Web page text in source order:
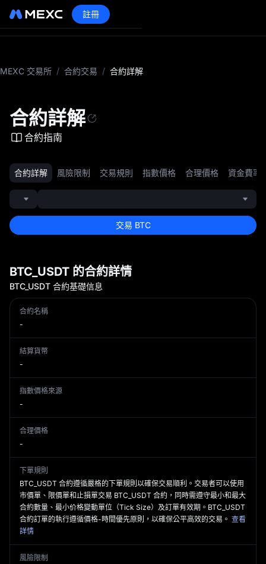
註冊
MEXC 交易所 / 合約交易 / 合約詳解
合約詳解
合約指南
合約詳解 風險限制 交易規則 指數價格 合理價格 資金費率
交易 BTC
BTC_USDT 的合約詳情
BTC_USDT 合約基礎信息
合約名稱
-
結算貨幣
-
指數價格來源
-
合理價格
-
下單規則
BTC_USDT 合約遵循嚴格的下單規則以確保交易順利。交易者可以使用
市價單、限價單和止損單交易 BTC_USDT 合約，同時需遵守最小和最大
合約數量、最小价格變動單位（Tick Size）及訂單有效期。BTC_USDT
合約訂單的執行遵循價格-時間優先原則，以確保公平高效的交易。 查看
詳情
風險限制